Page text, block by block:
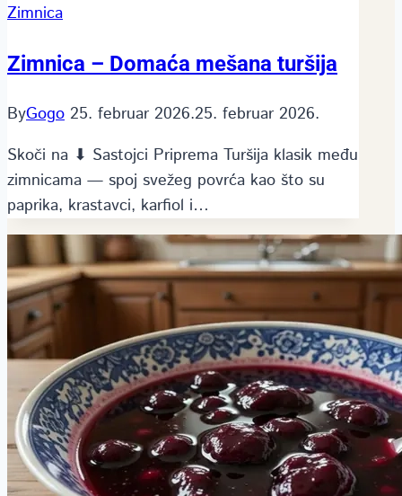
Zimnica
Zimnica – Domaća mešana turšija
ByGogo 25. februar 2026.25. februar 2026.
Skoči na ⬇ Sastojci Priprema Turšija klasik među
zimnicama — spoj svežeg povrća kao što su
paprika, krastavci, karfiol i…